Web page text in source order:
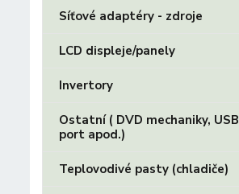
Síťové adaptéry - zdroje
LCD displeje/panely
Invertory
Ostatní ( DVD mechaniky, USB
port apod.)
Teplovodivé pasty (chladiče)